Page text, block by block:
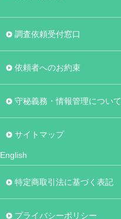
調査依頼受付窓口
依頼者へのお約束
守秘義務・情報管理について
サイトマップ
English
特定商取引法に基づく表記
プライバシーポリシー